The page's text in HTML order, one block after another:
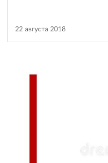
22 августа 2018